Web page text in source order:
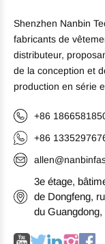
Shenzhen Nanbin
fabricants de
distributeur,
de la conception et
production en série
+86
+86
3e étage,
de Dongfeng,
du Guangdong,